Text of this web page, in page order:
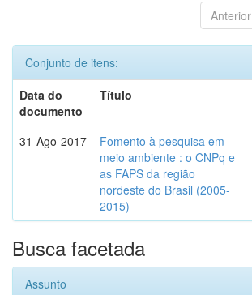
Anterior
Conjunto de itens:
Data do
documento
Título
31-Ago-2017
Fomento à pesquisa em
meio ambiente : o CNPq e
as FAPS da região
nordeste do Brasil (2005-
2015)
Busca facetada
Assunto